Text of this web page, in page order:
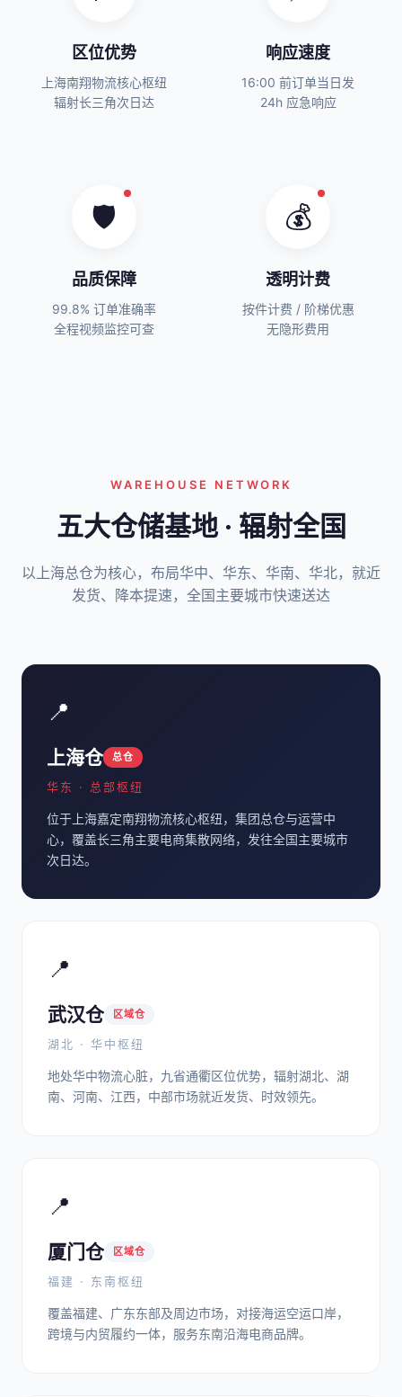
区位优势
上海南翔物流核心枢纽
辐射长三角次日达
响应速度
16:00 前订单当日发
24h 应急响应
🛡️
品质保障
99.8% 订单准确率
全程视频监控可查
💰
透明计费
按件计费 / 阶梯优惠
无隐形费用
WAREHOUSE NETWORK
五大仓储基地 · 辐射全国
以上海总仓为核心，布局华中、华东、华南、华北，就近
发货、降本提速，全国主要城市快速送达
📍
上海仓 总仓
华东 · 总部枢纽
位于上海嘉定南翔物流核心枢纽，集团总仓与运营中
心，覆盖长三角主要电商集散网络，发往全国主要城市
次日达。
📍
武汉仓 区域仓
湖北 · 华中枢纽
地处华中物流心脏，九省通衢区位优势，辐射湖北、湖
南、河南、江西，中部市场就近发货、时效领先。
📍
厦门仓 区域仓
福建 · 东南枢纽
覆盖福建、广东东部及周边市场，对接海运空运口岸，
跨境与内贸履约一体，服务东南沿海电商品牌。